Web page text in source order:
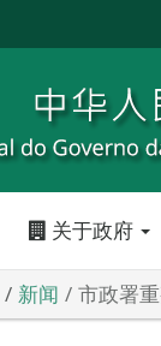
关于政府
新闻 市政署